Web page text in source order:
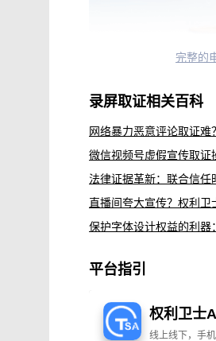
完整的
录屏取证相关百科
网络暴力恶意评论取证
直播间夸大宣传？权利
平台指引
权利卫士
线上线下，手